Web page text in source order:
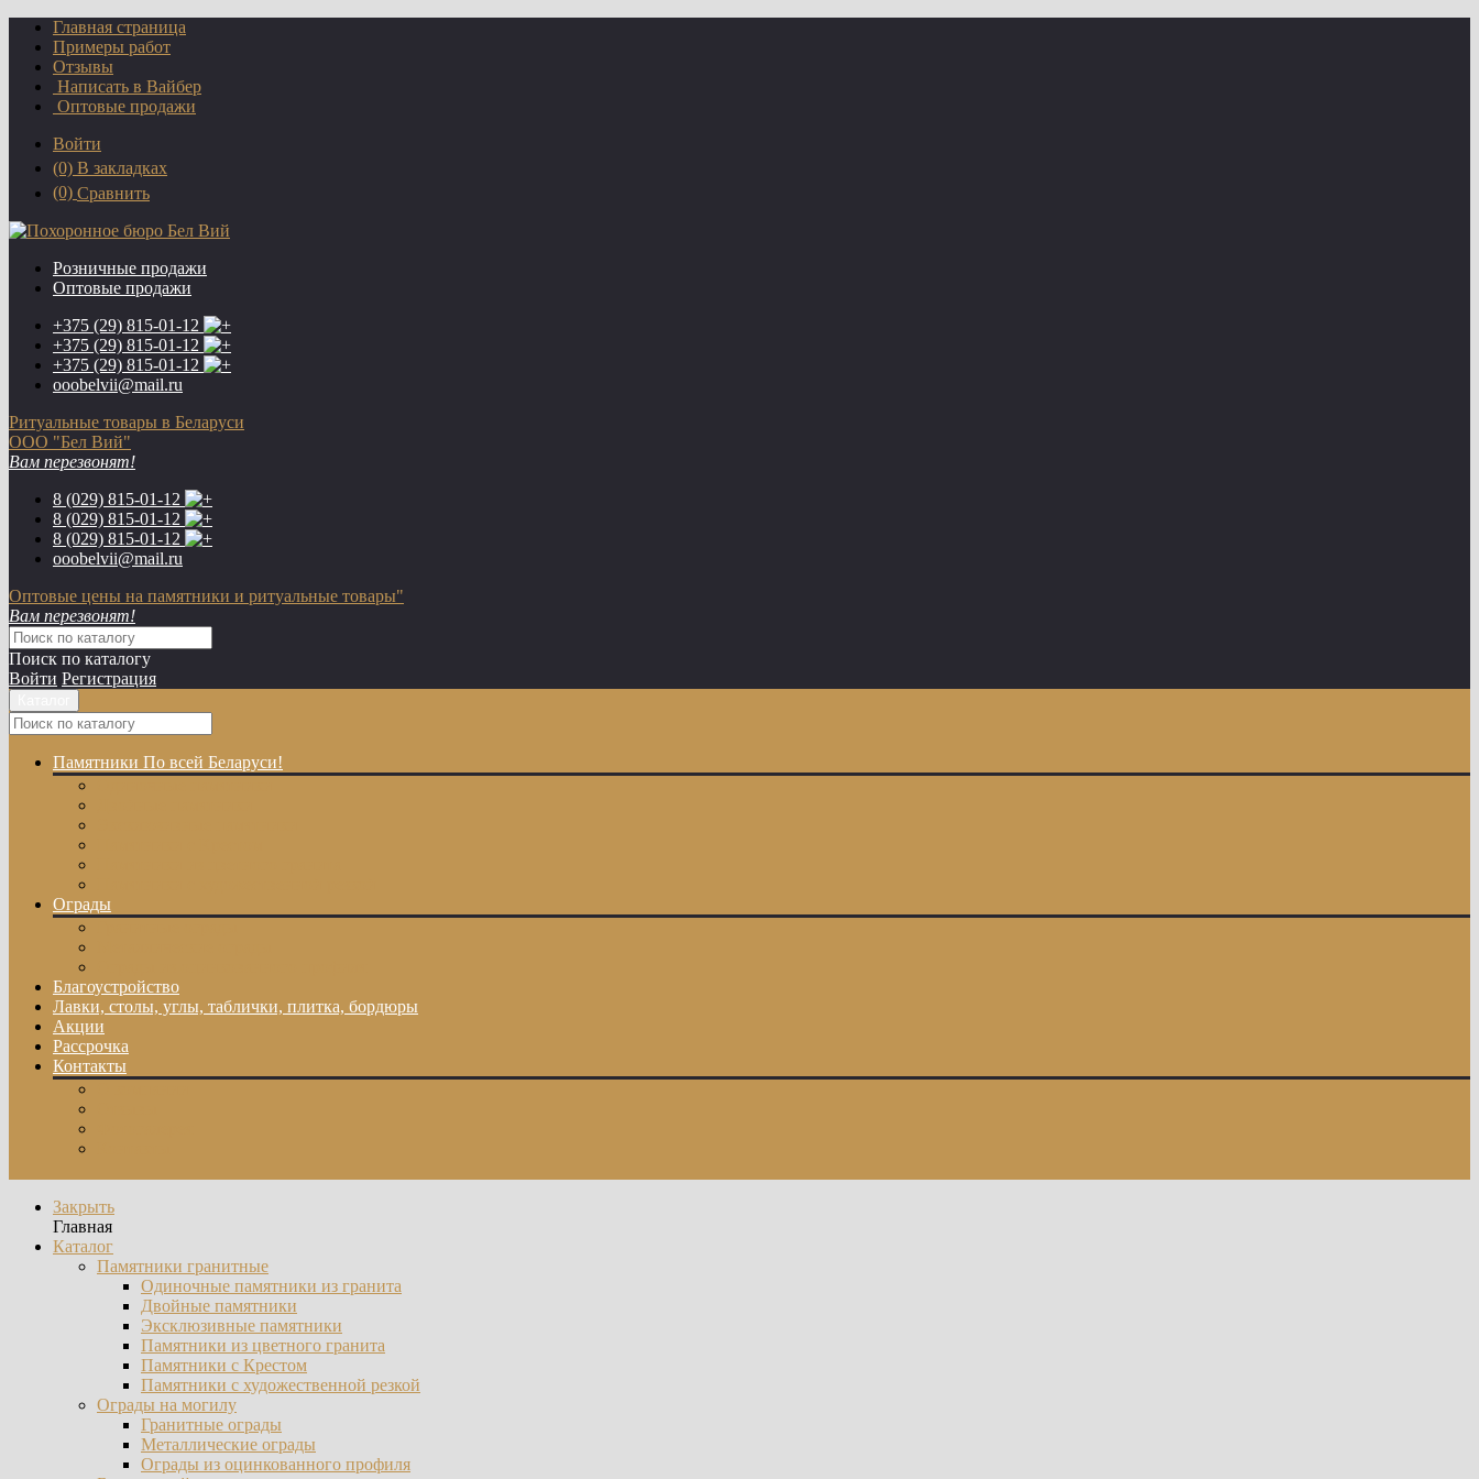
Главная страница
Примеры работ
Отзывы
Написать в Вайбер
Оптовые продажи
Войти
(0) В закладках
(0) Сравнить
Розничные продажи
Оптовые продажи
+375 (29) 815-01-12
+375 (29) 815-01-12
+375 (29) 815-01-12
ooobelvii@mail.ru
Ритуальные товары в Беларуси
ООО "Бел Вий"
Вам перезвонят!
8 (029) 815-01-12
8 (029) 815-01-12
8 (029) 815-01-12
ooobelvii@mail.ru
Оптовые цены на памятники и ритуальные товары"
Вам перезвонят!
Поиск по каталогу
Войти Регистрация
Памятники По всей Беларуси!
Ограды
Благоустройство
Лавки, столы, углы, таблички, плитка, бордюры
Акции
Рассрочка
Контакты
Закрыть
Главная
Каталог
Памятники гранитные
Одиночные памятники из гранита
Двойные памятники
Эксклюзивные памятники
Памятники из цветного гранита
Памятники с Крестом
Памятники с художественной резкой
Ограды на могилу
Гранитные ограды
Металлические ограды
Ограды из оцинкованного профиля